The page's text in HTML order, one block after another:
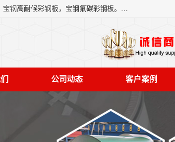
上海轩本实业有限公司主营产品：宝钢彩钢板、宝钢彩钢卷、宝钢彩涂板、宝钢彩涂卷、宝钢高耐候彩钢板，宝钢氟碳彩钢板。是一家集钢铁贸易，物流、加工为一体的产业全配套公司。
公司动态 客户案例